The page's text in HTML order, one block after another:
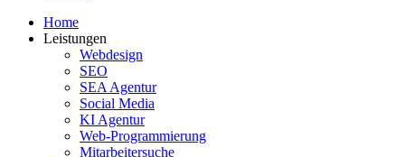
Home
Leistungen
Webdesign
SEO
SEA Agentur
Social Media
KI Agentur
Web-Programmierung
Mitarbeitersuche